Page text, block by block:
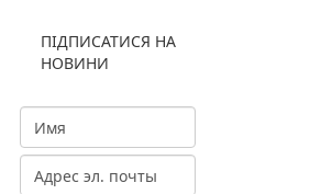
ПІДПИСАТИСЯ НА
НОВИНИ